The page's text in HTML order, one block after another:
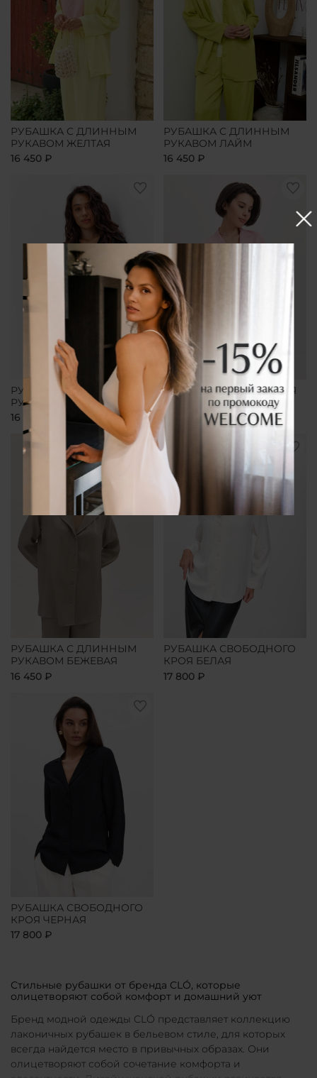
РУБАШКА С ДЛИННЫМ
РУКАВОМ ЖЕЛТАЯ
16 450 ₽
РУБАШКА С ДЛИННЫМ
РУКАВОМ ЛАЙМ
16 450 ₽
РУБАШКА С ДЛИННЫМ
РУКАВОМ ЧЕРНАЯ
16 450 ₽
РУБАШКА УДЛИНЕННАЯ
РОЗОВАЯ
16 450 ₽
РУБАШКА С ДЛИННЫМ
РУКАВОМ БЕЖЕВАЯ
16 450 ₽
РУБАШКА СВОБОДНОГО
КРОЯ БЕЛАЯ
17 800 ₽
РУБАШКА СВОБОДНОГО
КРОЯ ЧЕРНАЯ
17 800 ₽
Стильные рубашки от бренда CLÓ, которые
олицетворяют собой комфорт и домашний уют
Бренд модной одежды CLÓ представляет коллекцию
лаконичных рубашек в бельевом стиле, для которых
всегда найдется место в привычных образах. Они
олицетворяют собой сочетание комфорта и